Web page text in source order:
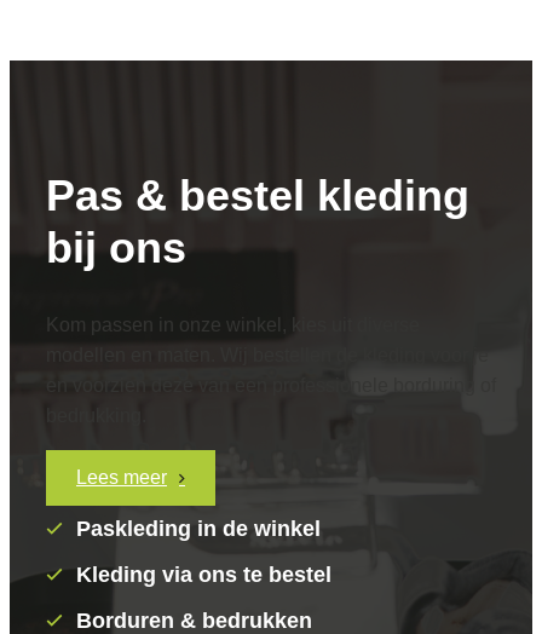
Pas & bestel kleding
bij ons
Kom passen in onze winkel, kies uit diverse
Lees meer
Paskleding in de winkel
Kleding via ons te bestel
Borduren & bedrukken